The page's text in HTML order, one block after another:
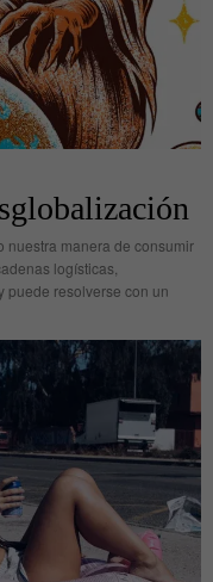
nuestra manera de consumir
logísticas,
puede resolverse con un